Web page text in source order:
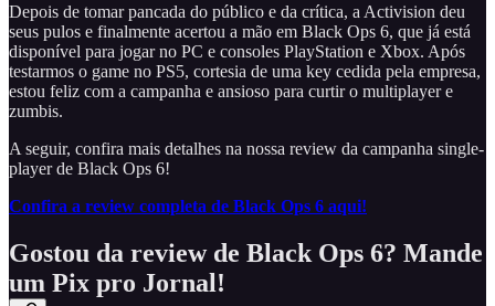
Depois de tomar pancada do público e da crítica, a Activision deu
seus pulos e finalmente acertou a mão em Black Ops 6, que já está
disponível para jogar no PC e consoles PlayStation e Xbox. Após
testarmos o game no PS5, cortesia de uma key cedida pela empresa,
estou feliz com a campanha e ansioso para curtir o multiplayer e
zumbis.
A seguir, confira mais detalhes na nossa review da campanha single-
player de Black Ops 6!
Confira a review completa de Black Ops 6 aqui!
Gostou da review de Black Ops 6? Mande
um Pix pro Jornal!